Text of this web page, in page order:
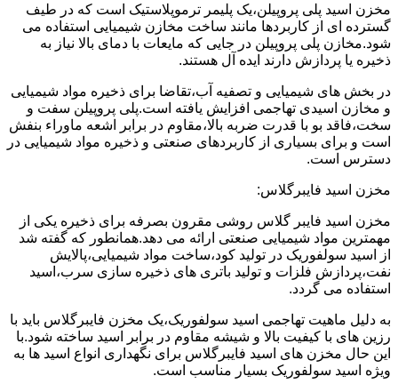
مخزن اسید پلی پروپیلن،یک پلیمر ترموپلاستیک است که در طیف
گسترده ای از کاربردها مانند ساخت مخازن شیمیایی استفاده می
شود.مخازن پلی پروپیلن در جایی که مایعات با دمای بالا نیاز به
ذخیره یا پردازش دارند ایده آل هستند.
در بخش های شیمیایی و تصفیه آب،تقاضا برای ذخیره مواد شیمیایی
و مخازن اسیدی تهاجمی افزایش یافته است.پلی پروپیلن سفت و
سخت،فاقد بو با قدرت ضربه بالا،مقاوم در برابر اشعه ماوراء بنفش
است و برای بسیاری از کاربردهای صنعتی و ذخیره مواد شیمیایی در
دسترس است.
مخزن اسید فایبرگلاس:
مخزن اسید فایبر گلاس روشی مقرون بصرفه برای ذخیره یکی از
مهمترین مواد شیمیایی صنعتی ارائه می دهد.همانطور که گفته شد
از اسید سولفوریک در تولید کود،ساخت مواد شیمیایی،پالایش
نفت،پردازش فلزات و تولید باتری های ذخیره سازی سرب،اسید
استفاده می گردد.
به دلیل ماهیت تهاجمی اسید سولفوریک،یک مخزن فایبرگلاس باید با
رزین های با کیفیت بالا و شیشه مقاوم در برابر اسید ساخته شود.با
این حال مخزن های اسید فایبرگلاس برای نگهداری انواع اسید ها به
ویژه اسید سولفوریک بسیار مناسب است.